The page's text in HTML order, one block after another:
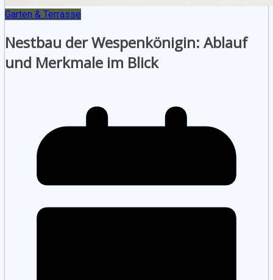
Garten & Terrasse
Nestbau der Wespenkönigin: Ablauf
und Merkmale im Blick